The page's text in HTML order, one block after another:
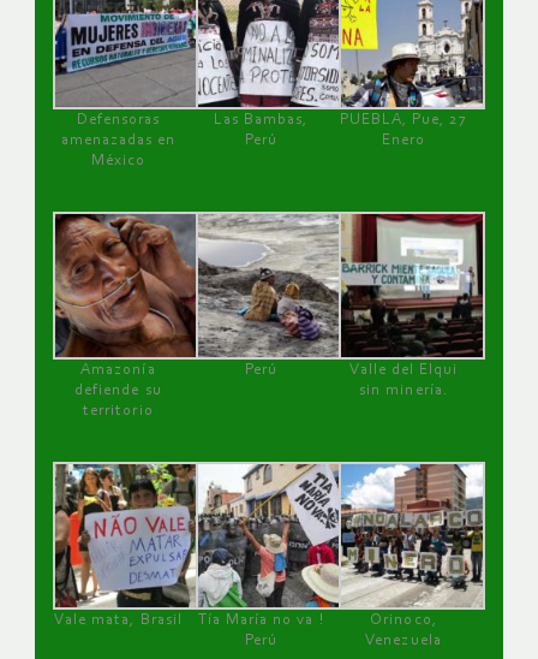
Defensoras
amenazadas en
México
Las Bambas,
Perú
PUEBLA, Pue, 27
Enero
Amazonía
defiende su
territorio
Perú
Valle del Elqui
sin minería.
Vale mata, Brasil
Tía María no va !
Perú
Orinoco,
Venezuela